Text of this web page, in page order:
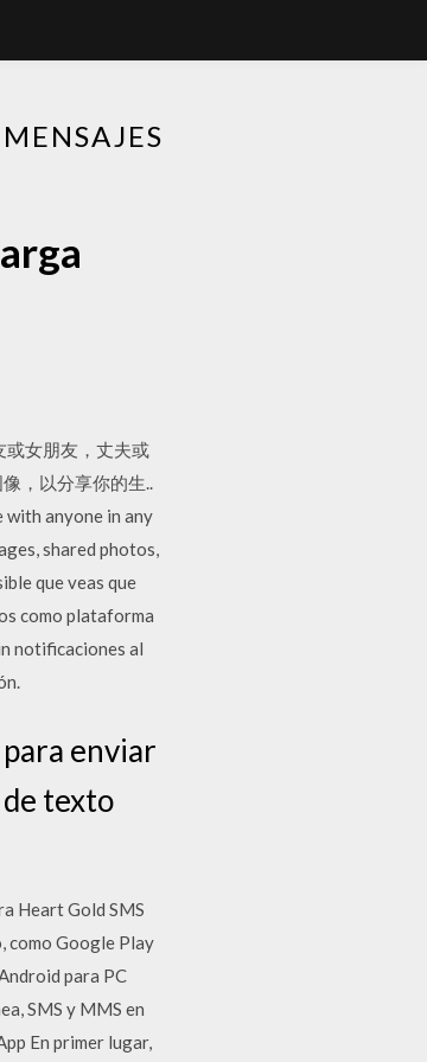
女朋友，丈夫或
，以分享你的生..
with anyone in any
shared photos,
que veas que
como plataforma
notificaciones al
enviar
de texto
Heart Gold SMS
como Google Play
para PC
SMS y MMS en
En primer lugar,